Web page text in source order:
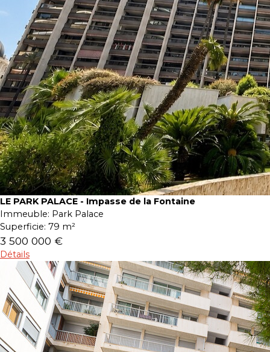
LE PARK PALACE - Impasse de la Fontaine
Immeuble: Park Palace
Superficie: 79 m²
3 500 000 €
Détails